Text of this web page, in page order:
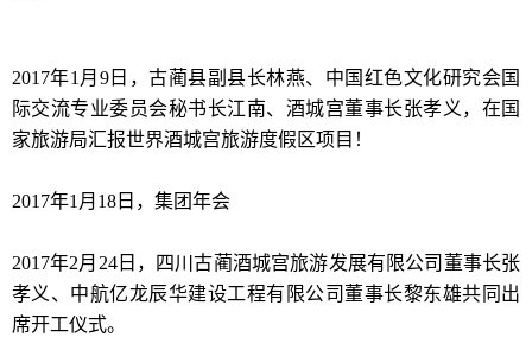
2017年1月9日，古蔺县副县长林燕、中国红色文化研究会国
际交流专业委员会秘书长江南、酒城宫董事长张孝义，在国
家旅游局汇报世界酒城宫旅游度假区项目！
2017年1月18日，集团年会
2017年2月24日，四川古蔺酒城宫旅游发展有限公司董事长张
孝义、中航亿龙辰华建设工程有限公司董事长黎东雄共同出
席开工仪式。